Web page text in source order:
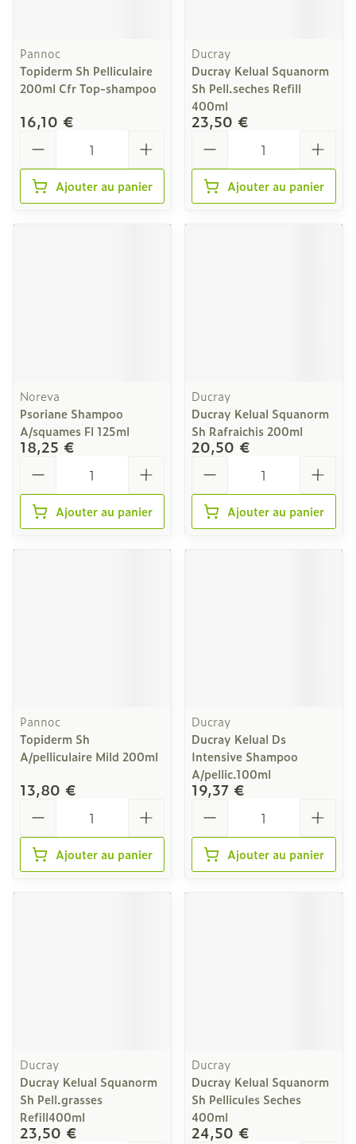
Pannoc
Topiderm Sh Pelliculaire
200ml Cfr Top-shampoo
16,10 €
Ajouter au panier
Ducray
Ducray Kelual Squanorm
Sh Pell.seches Refill
400ml
23,50 €
Ajouter au panier
Noreva
Psoriane Shampoo
A/squames Fl 125ml
18,25 €
Ajouter au panier
Ducray
Ducray Kelual Squanorm
Sh Rafraichis 200ml
20,50 €
Ajouter au panier
Pannoc
Topiderm Sh
A/pelliculaire Mild 200ml
13,80 €
Ajouter au panier
Ducray
Ducray Kelual Ds
Intensive Shampoo
A/pellic.100ml
19,37 €
Ajouter au panier
Ducray
Ducray Kelual Squanorm
Sh Pell.grasses
Refill400ml
23,50 €
Ducray
Ducray Kelual Squanorm
Sh Pellicules Seches
400ml
24,50 €